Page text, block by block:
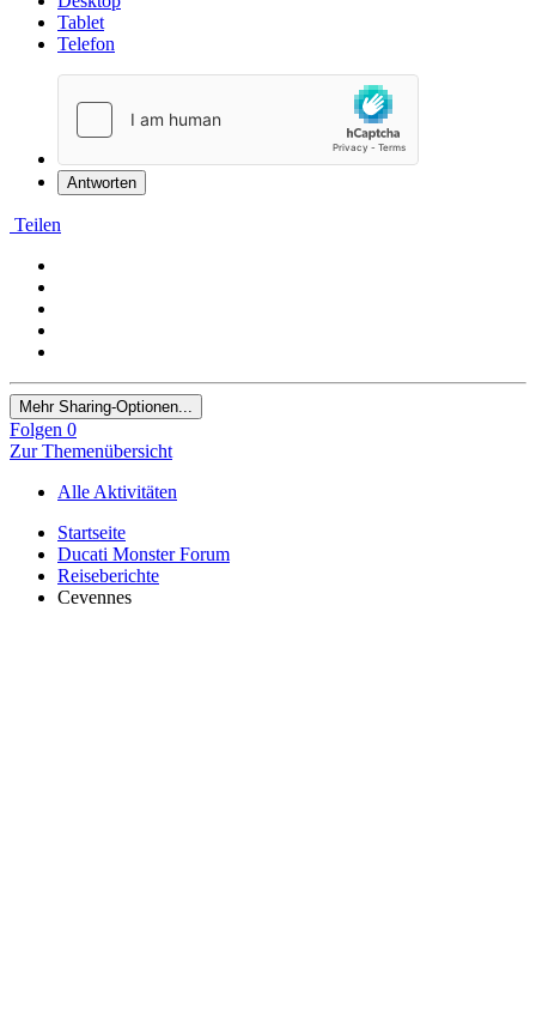
Tablet
Telefon
Antworten
Teilen
Mehr Sharing-Optionen...
Folgen 0
Zur Themenübersicht
Alle Aktivitäten
Startseite
Ducati Monster Forum
Reiseberichte
Cevennes